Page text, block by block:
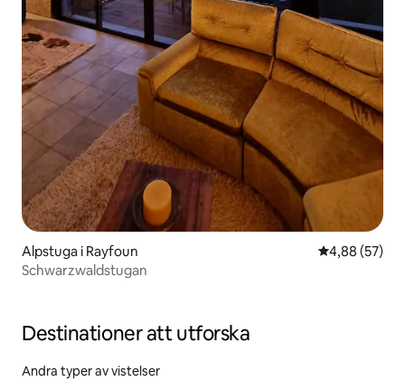
Alpstuga i Rayfoun 4,88 av 5 i
4,88 (57)
Schwarzwaldstugan
Destinationer att utforska
Andra typer av vistelser